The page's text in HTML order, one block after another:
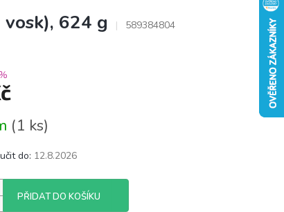
624 g 589384804
(1 ks)
do: 12.8.2026
PŘIDAT DO KOŠÍKU